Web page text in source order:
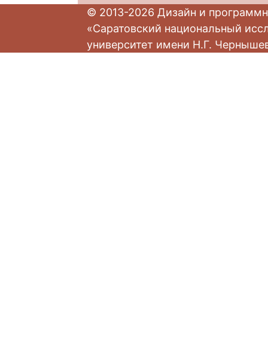
© 2013-2026 Дизайн и
«Саратовский национальный
университет имени Н.Г.